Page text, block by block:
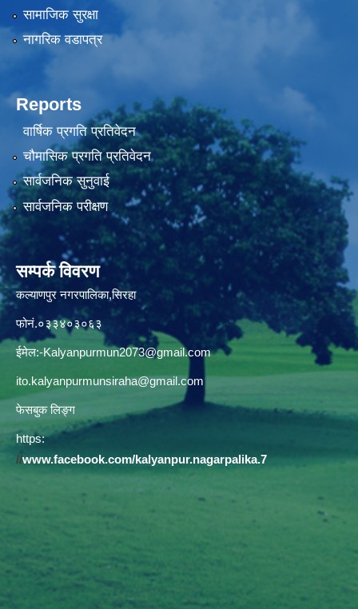
सामाजिक सुरक्षा
नागरिक वडापत्र
Reports
वार्षिक प्रगति प्रतिवेदन
चौमासिक प्रगति प्रतिवेदन
सार्वजनिक सुनुवाई
सार्वजनिक परीक्षण
सम्पर्क विवरण
कल्याणपुर नगरपालिका,सिरहा
फोनं.०३३४०३०६३
ईमेल:-Kalyanpurmun2073@gmail.com
ito.kalyanpurmunsiraha@gmail.com
फेसबुक लिङ्ग
https:
//www.facebook.com/kalyanpur.nagarpalika.7